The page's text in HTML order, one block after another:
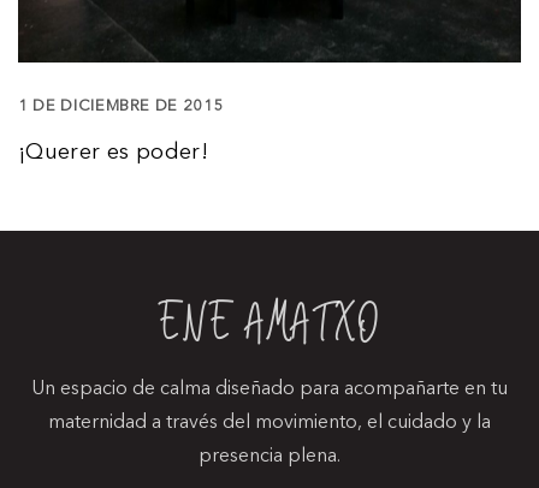
1 DE DICIEMBRE DE 2015
¡Querer es poder!
ENE AMATXO
Un espacio de calma diseñado para acompañarte en tu
maternidad a través del movimiento, el cuidado y la
presencia plena.